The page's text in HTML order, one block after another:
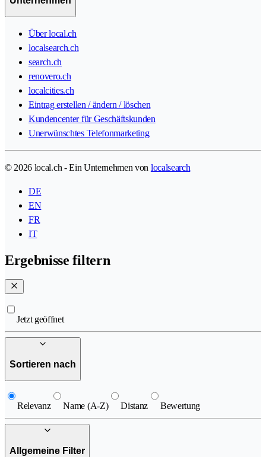
Über local.ch
localsearch.ch
search.ch
renovero.ch
localcities.ch
Eintrag erstellen / ändern / löschen
Kundencenter für Geschäftskunden
Unerwünschtes Telefonmarketing
© 2026 local.ch - Ein Unternehmen von localsearch
DE
EN
FR
IT
Ergebnisse filtern
Jetzt geöffnet
Sortieren nach
Relevanz Name (A-Z) Distanz Bewertung
Allgemeine Filter